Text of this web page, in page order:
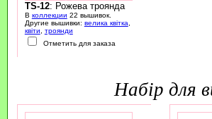
TS-12: Рожева троянда
В коллекции 22 вышивок.
Другие вышивки: велика квітка,
квіти, троянди
Отметить для заказа
набір